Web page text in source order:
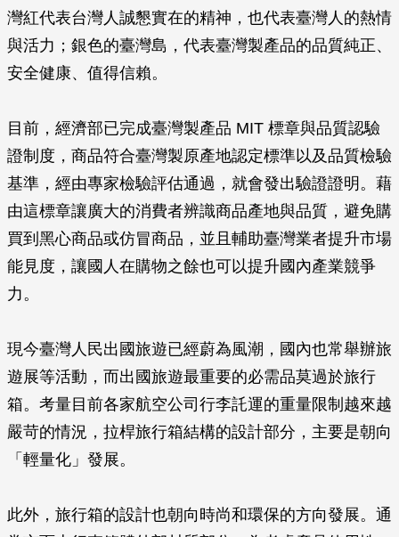
灣紅代表台灣人誠懇實在的精神，也代表臺灣人的熱情
與活力；銀色的臺灣島，代表臺灣製產品的品質純正、
安全健康、值得信賴。
目前，經濟部已完成臺灣製產品 MIT 標章與品質認驗
證制度，商品符合臺灣製原產地認定標準以及品質檢驗
基準，經由專家檢驗評估通過，就會發出驗證證明。藉
由這標章讓廣大的消費者辨識商品產地與品質，避免購
買到黑心商品或仿冒商品，並且輔助臺灣業者提升市場
能見度，讓國人在購物之餘也可以提升國內產業競爭
力。
現今臺灣人民出國旅遊已經蔚為風潮，國內也常舉辦旅
遊展等活動，而出國旅遊最重要的必需品莫過於旅行
箱。考量目前各家航空公司行李託運的重量限制越來越
嚴苛的情況，拉桿旅行箱結構的設計部分，主要是朝向
「輕量化」發展。
此外，旅行箱的設計也朝向時尚和環保的方向發展。通